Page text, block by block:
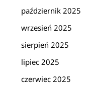
październik 2025
wrzesień 2025
sierpień 2025
lipiec 2025
czerwiec 2025